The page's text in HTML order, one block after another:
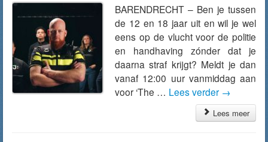
BARENDRECHT – Ben je tussen
de 12 en 18 jaar uit en wil je wel
eens op de vlucht voor de politie
en handhaving zónder dat je
daarna straf krijgt? Meldt je dan
vanaf 12:00 uur vanmiddag aan
voor ‘The … Lees verder →
Lees meer